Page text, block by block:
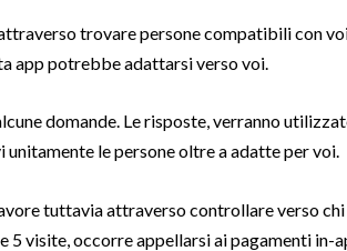
trovare persone compatibili con
app potrebbe adattarsi verso voi.
domande. Le risposte, verranno
le persone oltre a adatte per voi.
tuttavia attraverso controllare verso chi
5 visite, occorre appellarsi ai pagamenti in-